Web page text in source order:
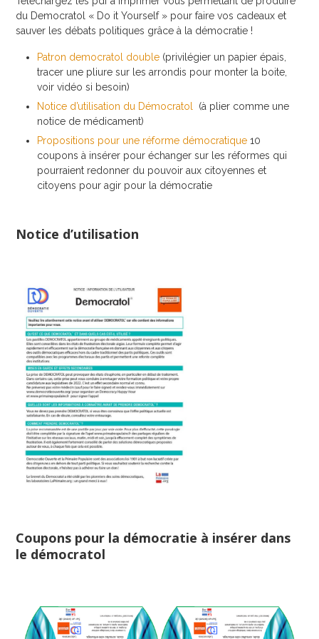
du Democratol « Do it Yourself » pour faire vos cadeaux et
sauver les débats politiques grâce à la démocratie !
Patron democratol double (privilégier un papier épais,
tracer une pliure sur les arrondis pour monter la boite,
voir vidéo si besoin)
Notice d’utilisation du Démocratol
(à plier comme une
notice de médicament)
Propositions pour une réforme démocratique 10
coupons à insérer pour échanger sur les réformes qui
pourraient redonner du pouvoir aux citoyennes et
citoyens pour agir pour la démocratie
Notice d’utilisation
Coupons pour la démocratie à insérer dans
le démocratol